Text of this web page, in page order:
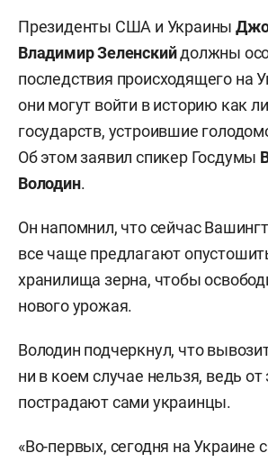
Президенты США и Украины
Владимир Зеленскийдолжны
последствия происходящего на
они могут войти в историю как
государств, устроившие
Об этом заявил спикер Госдумы
Володин.
Он напомнил, что сейчас
все чаще предлагают
хранилища зерна, чтобы
нового урожая.
Володин подчеркнул, что
ни в коем случае нельзя, ведь от
пострадают сами украинцы.
«Во-первых, сегодня на Украине